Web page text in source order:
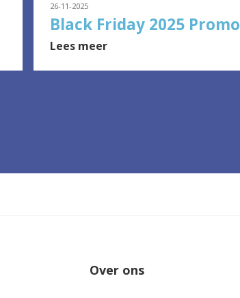
26-11-2025
Black Friday 2025 Promo
Lees meer
Over ons